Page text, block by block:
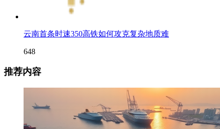
云南首条时速350高铁如何攻克复杂地质难
648
推荐内容